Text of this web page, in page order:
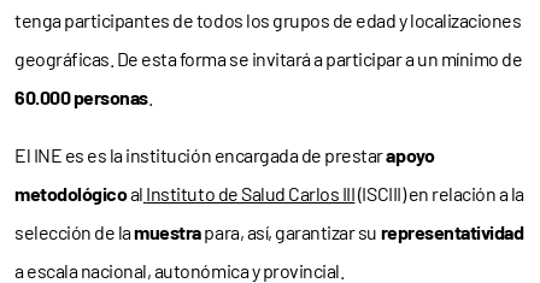
tenga participantes de todos los grupos de edad y localizaciones
geográficas. De esta forma se invitará a participar a un mínimo de
60.000 personas.
El INE es es la institución encargada de prestarapoyo
metodológicoal Instituto de Salud Carlos III(ISCIII) en relación a la
selección de lamuestrapara, así, garantizar su representatividad
a escala nacional, autonómica y provincial.